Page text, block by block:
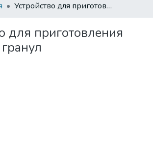
Устройство для приготовления кормовых гранул
для приготовления